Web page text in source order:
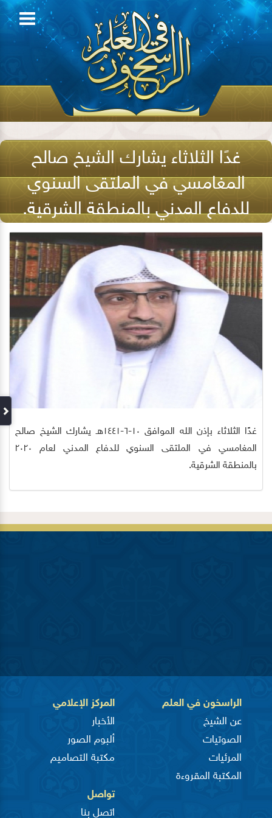
غدًا الثلاثاء يشارك الشيخ صالح
المغامسي في الملتقى السنوي
للدفاع المدني بالمنطقة الشرقية.
غدًا الثلاثاء بإذن الله الموافق ١٠-٦-١٤٤١هـ يشارك الشيخ صالح
المغامسي في الملتقى السنوي للدفاع المدني لعام ٢٠٢٠
بالمنطقة الشرقية.
الراسخون في العلم
عن الشيخ
الصوتيات
المرئيات
المكتبة المقروءة
المركز الإعلامي
الأخبار
ألبوم الصور
مكتبة التصاميم
تواصل
اتصل بنا